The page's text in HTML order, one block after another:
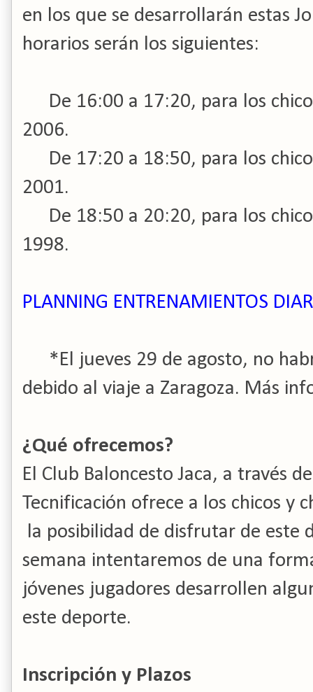
en los que se desarrollarán estas
horarios serán los siguientes:
De 16:00 a 17:20, para los
2006.
De 17:20 a 18:50, para los
2001.
De 18:50 a 20:20, para los
1998.
PLANNING ENTRENAMIENTOS
*El jueves 29 de agosto, no
debido al viaje a Zaragoza. Más
¿Qué ofrecemos?
El Club Baloncesto Jaca, a través
Tecnificación ofrece a los chicos y
la posibilidad de disfrutar de este
semana intentaremos de una
jóvenes jugadores desarrollen
este deporte.
Inscripción y Plazos